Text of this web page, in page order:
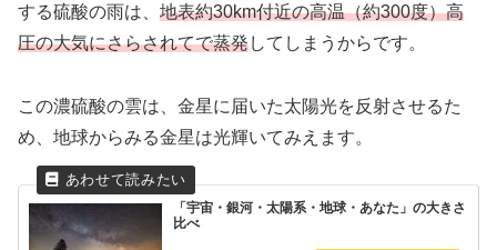
する硫酸の雨は、 地表約30km付近の高温（約300度）高
圧の大気にさらされてで蒸発してしまうからです。
この濃硫酸の雲は、金星に届いた太陽光を反射させるた
め、地球からみる金星は光輝いてみえます。
「宇宙・銀河・太陽系・地球・あなた」の大きさ
比べ